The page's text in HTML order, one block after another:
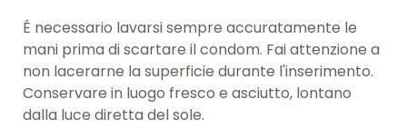
É necessario lavarsi sempre accuratamente le
mani prima di scartare il condom. Fai attenzione a
non lacerarne la superficie durante l'inserimento.
Conservare in luogo fresco e asciutto, lontano
dalla luce diretta del sole.